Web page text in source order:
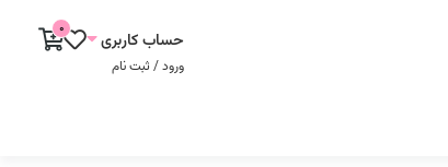
حساب کاربری
ورود / ثبت نام
0